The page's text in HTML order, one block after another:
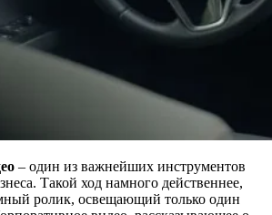
– один из важнейших инструментов
Такой ход намного действеннее,
ролик, освещающий только один